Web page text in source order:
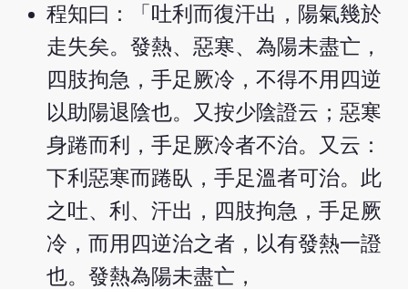
程知曰：「吐利而復汗出，陽氣幾於
走失矣。發熱、惡寒、為陽未盡亡，
四肢拘急，手足厥冷，不得不用四逆
以助陽退陰也。又按少陰證云；惡寒
身踡而利，手足厥冷者不治。又云：
下利惡寒而踡臥，手足溫者可治。此
之吐、利、汗出，四肢拘急，手足厥
冷，而用四逆治之者，以有發熱一證
也。發熱為陽未盡亡，